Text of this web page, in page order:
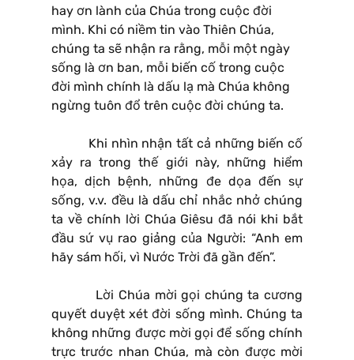
hay ơn lành của Chúa trong cuộc đời
mình. Khi có niềm tin vào Thiên Chúa,
chúng ta sẽ nhận ra rằng, mỗi một ngày
sống là ơn ban, mỗi biến cố trong cuộc
đời mình chính là dấu lạ mà Chúa không
ngừng tuôn đổ trên cuộc đời chúng ta.
Khi nhìn nhận tất cả những biến cố
xảy ra trong thế giới này, những hiểm
họa, dịch bệnh, những đe dọa đến sự
sống, v.v. đều là dấu chỉ nhắc nhở chúng
ta về chính lời Chúa Giêsu đã nói khi bắt
đầu sứ vụ rao giảng của Người: “Anh em
hãy sám hối, vì Nước Trời đã gần đến”.
Lời Chúa mời gọi chúng ta cương
quyết duyệt xét đời sống mình. Chúng ta
không những được mời gọi để sống chính
trực trước nhan Chúa, mà còn được mời